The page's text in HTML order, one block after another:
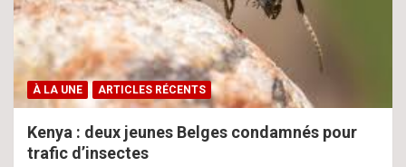
À LA UNE ARTICLES RÉCENTS
Kenya : deux jeunes Belges condamnés pour
trafic d’insectes